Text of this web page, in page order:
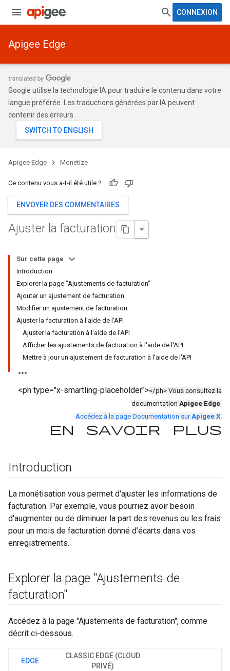
CONNEXION
Apigee Edge
Google utilise la technologie IA pour traduire le contenu dans votre
langue préférée. Les traductions générées par IA peuvent
contenir des erreurs.
Apigee Edge Monetize
Ce contenu vous a-t-il été utile ?
ENVOYER DES COMMENTAIRES
Ajuster la facturation
Sur cette page
Introduction
Explorer la page "Ajustements de facturation"
Ajouter un ajustement de facturation
Modifier un ajustement de facturation
Ajuster la facturation à l'aide de l'API
Ajuster la facturation à l'aide de l'API
Afficher les ajustements de facturation à l'aide de l'API
Mettre à jour un ajustement de facturation à l'aide de l'API
<ph type="x-smartling-placeholder"></ph> Vous consultez la
documentation Apigee Edge.
Accédez à la page Documentation surApigee X.
En savoir plus
Introduction
La monétisation vous permet d'ajuster les informations de
facturation. Par exemple, vous pourriez avoir besoin
d'augmenter ou de diminuer la part des revenus ou les frais
pour un mois de facturation donné d’écarts dans vos
enregistrements.
Explorer la page "Ajustements de
facturation"
Accédez à la page "Ajustements de facturation", comme
décrit ci-dessous.
EDGE
CLASSIC EDGE (CLOUD
PRIVÉ)